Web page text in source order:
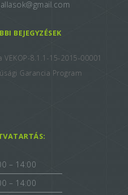
BEJEGYZÉSEK
8.1.1-15-2015-00001
Garancia Program
– 14:00
– 14:00